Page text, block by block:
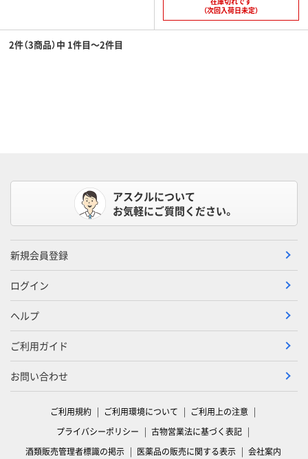
（次回入荷日未定）
2件（3商品）中 1件目～2件目
アスクルについて
お気軽にご質問ください。
新規会員登録
ログイン
ヘルプ
ご利用ガイド
お問い合わせ
ご利用規約 ご利用環境について
ご利用上の注意
プライバシーポリシー
古物営業法に基づく表記
酒類販売管理者標識の掲示
医薬品の販売に関する表示 会社案内